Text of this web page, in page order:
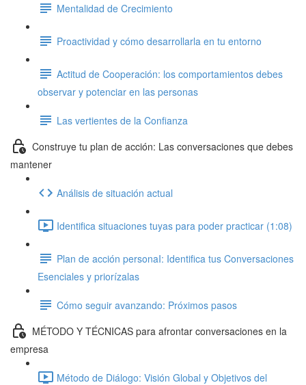
Mentalidad de Crecimiento
Proactividad y cómo desarrollarla en tu entorno
Actitud de Cooperación: los comportamientos debes
observar y potenciar en las personas
Las vertientes de la Confianza
Construye tu plan de acción: Las conversaciones que debes
mantener
Análisis de situación actual
Identifica situaciones tuyas para poder practicar (1:08)
Plan de acción personaI: Identifica tus Conversaciones
Esenciales y priorízalas
Cómo seguir avanzando: Próximos pasos
MÉTODO Y TÉCNICAS para afrontar conversaciones en la
empresa
Método de Diálogo: Visión Global y Objetivos del